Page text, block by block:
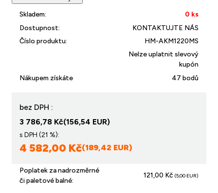
Skladem:
0 ks
Dostupnost:
KONTAKTUJTE NÁS
Číslo produktu:
HM-AKM1220MS
Nelze uplatnit slevový
kupón
Nákupem získáte
47 bodů
bez DPH :
3 786,78 Kč(156,54 EUR)
s DPH (21 %):
4 582,00 Kč(189,42 EUR)
Poplatek za nadrozměrné
či paletové balné:
121,00 Kč (5,00 EUR)